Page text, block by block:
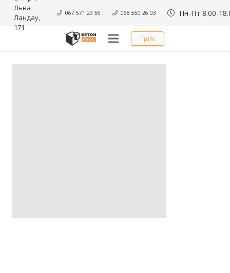
Льва
Ландау,
171
067 571 29 56 068 550 26 03 Пн-Пт 8.00-
Прайс